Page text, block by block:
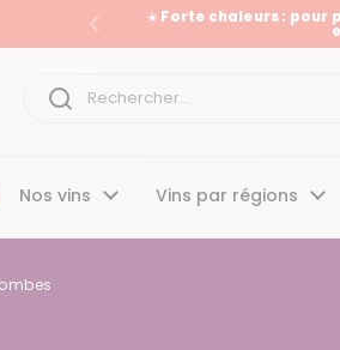
Précédent
☀️ Forte chaleurs : pour
Nos vins Vins par régions